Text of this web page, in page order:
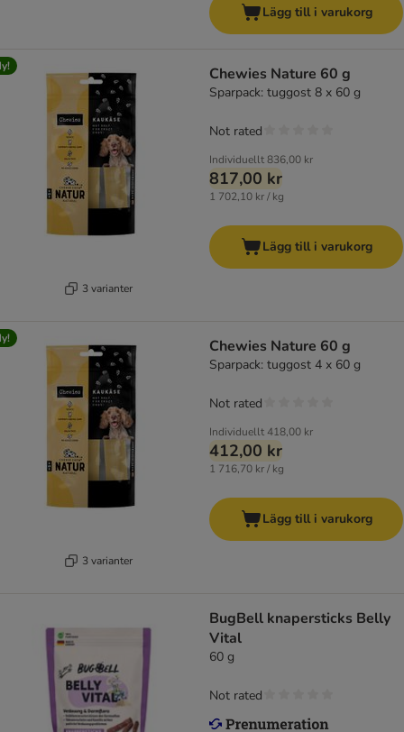
Lägg till i varukorg
3 varianter
Chewies Nature 60 g
Sparpack: tuggost 8 x 60 g
Individuellt836,00 kr
817,00 kr
1 702,10 kr / kg
Not rated
Lägg till i varukorg
3 varianter
Chewies Nature 60 g
Sparpack: tuggost 4 x 60 g
Individuellt418,00 kr
412,00 kr
1 716,70 kr / kg
Not rated
Lägg till i varukorg
BugBell knapersticks Belly
Vital
60 g
Not rated